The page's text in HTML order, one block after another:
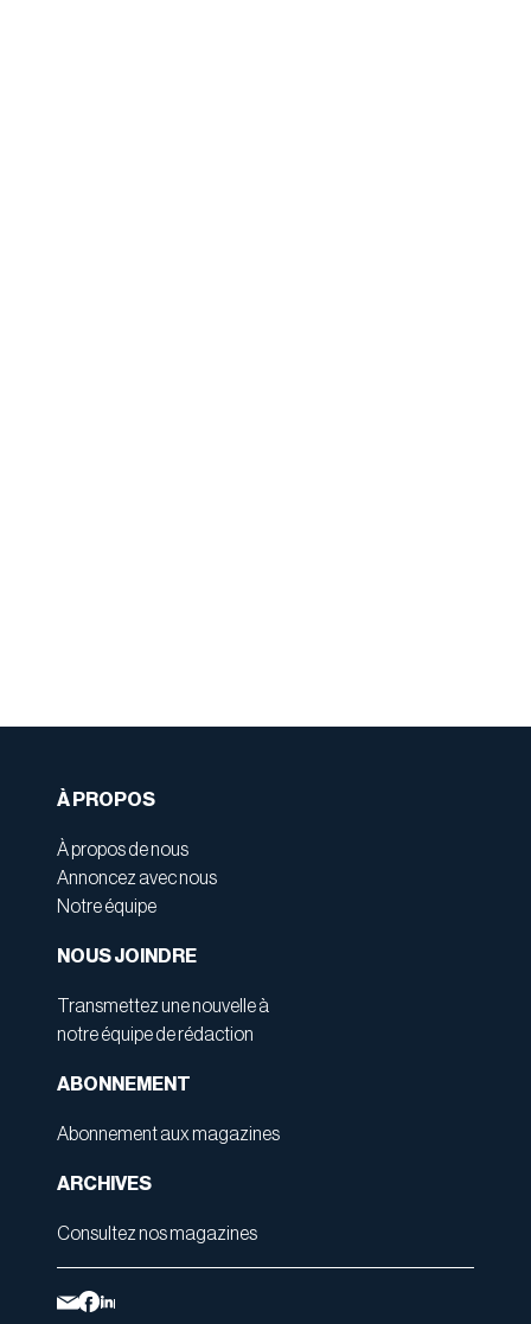
À PROPOS
À propos de nous
Annoncez avec nous
Notre équipe
NOUS JOINDRE
Transmettez une nouvelle à
notre équipe de rédaction
ABONNEMENT
Abonnement aux magazines
ARCHIVES
Consultez nos magazines